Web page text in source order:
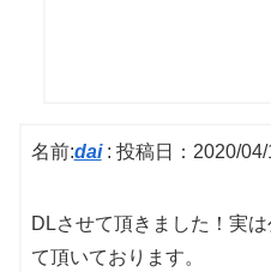
名前:dai: 投稿日：2020/
DLさせて頂きました！実
て頂いております。